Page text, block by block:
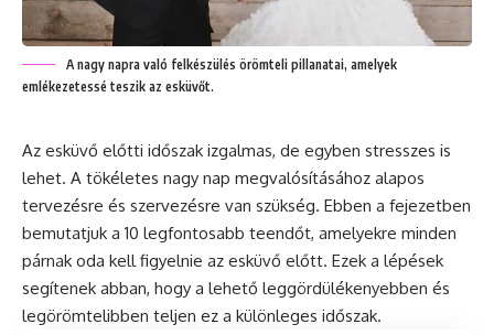
A nagy napra való felkészülés örömteli pillanatai, amelyek
emlékezetessé teszik az esküvőt.
Az esküvő előtti időszak izgalmas, de egyben stresszes is
lehet. A tökéletes nagy nap megvalósításához alapos
tervezésre és szervezésre van szükség. Ebben a fejezetben
bemutatjuk a 10 legfontosabb teendőt, amelyekre minden
párnak oda kell figyelnie az esküvő előtt. Ezek a lépések
segítenek abban, hogy a lehető leggördülékenyebben és
legörömtelibben teljen ez a különleges időszak.